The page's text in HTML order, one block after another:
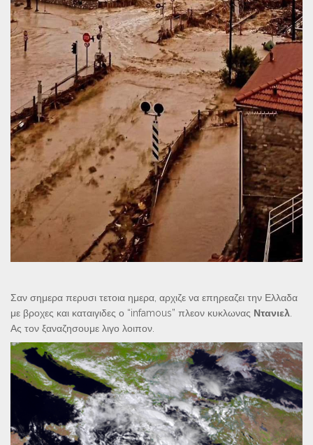
Σαν σημερα περυσι τετοια ημερα, αρχιζε να επηρεαζει την Ελλαδα
με βροχες και καταιγιδες ο “infamous” πλεον κυκλωνας Ντανιελ
Ας τον ξαναζησουμε λιγο λοιπον.